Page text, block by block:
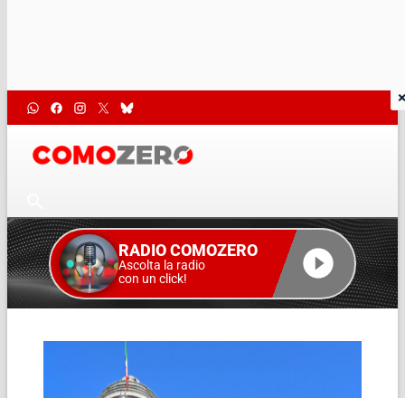
RADIO COMOZERO
Ascolta la radio
con un click!